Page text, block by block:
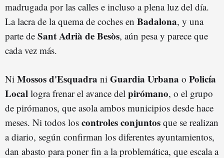
madrugada por las calles e incluso a plena luz del día.
La lacra de la quema de coches en Badalona, y una
parte de Sant Adrià de Besòs, aún pesa y parece que
cada vez más.
Ni Mossos d'Esquadra ni Guardia Urbana o Policía
Local logra frenar el avance del pirómano, o el grupo
de pirómanos, que asola ambos municipios desde hace
meses. Ni todos los controles conjuntos que se realizan
a diario, según confirman los diferentes ayuntamientos,
dan abasto para poner fin a la problemática, que escala a